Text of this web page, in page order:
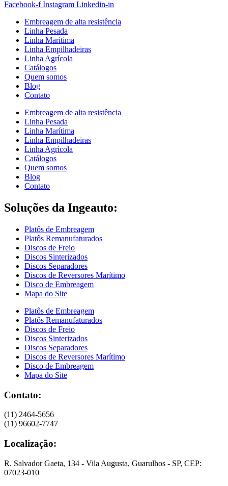
Facebook-f Instagram Linkedin-in
Embreagem de alta resistência
Linha Pesada
Linha Marítima
Linha Empilhadeiras
Linha Agrícola
Catálogos
Quem somos
Blog
Contato
Embreagem de alta resistência
Linha Pesada
Linha Marítima
Linha Empilhadeiras
Linha Agrícola
Catálogos
Quem somos
Blog
Contato
Soluções da Ingeauto:
Platôs de Embreagem
Platôs Remanufaturados
Discos de Freio
Discos Sinterizados
Discos Separadores
Discos de Reversores Marítimo
Disco de Embreagem
Mapa do Site
Platôs de Embreagem
Platôs Remanufaturados
Discos de Freio
Discos Sinterizados
Discos Separadores
Discos de Reversores Marítimo
Disco de Embreagem
Mapa do Site
Contato:
(11) 2464-5656
(11) 96602-7747
Localização:
R. Salvador Gaeta, 134 - Vila Augusta, Guarulhos - SP, CEP:
07023-010